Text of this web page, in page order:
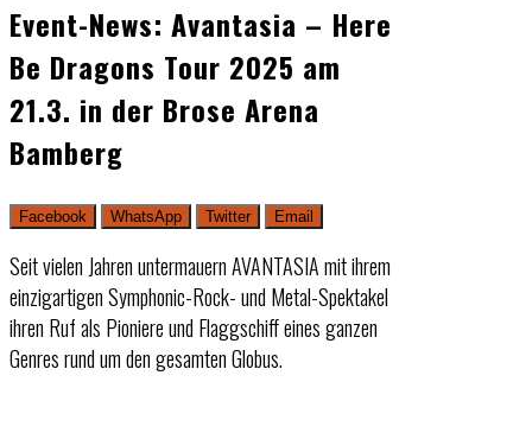
Event-News: Avantasia – Here
Be Dragons Tour 2025 am
21.3. in der Brose Arena
Bamberg
Facebook WhatsApp Twitter Email
Seit vielen Jahren untermauern AVANTASIA mit ihrem
einzigartigen Symphonic-Rock- und Metal-Spektakel
ihren Ruf als Pioniere und Flaggschiff eines ganzen
Genres rund um den gesamten Globus.